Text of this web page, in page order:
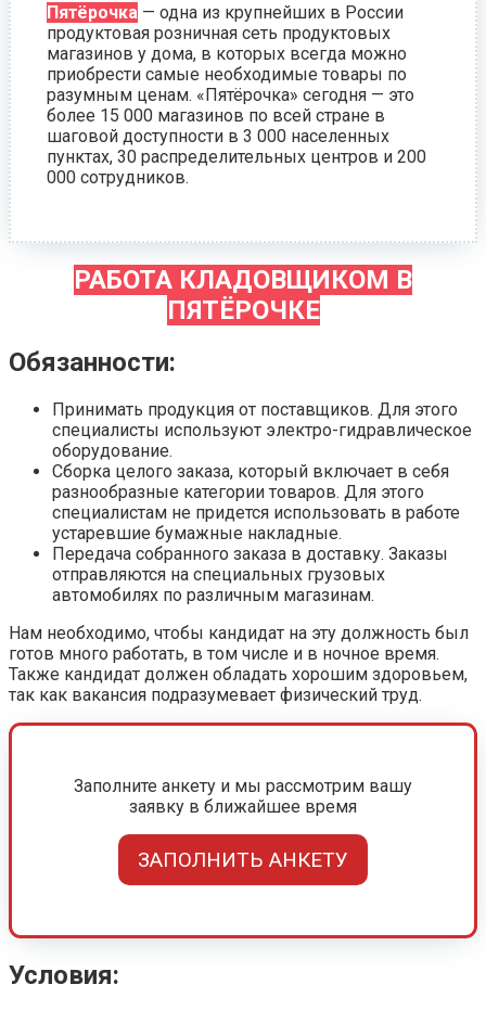
Пятёрочка — одна из крупнейших в России
продуктовая розничная сеть продуктовых
магазинов у дома, в которых всегда можно
приобрести самые необходимые товары по
разумным ценам. «Пятёрочка» сегодня — это
более 15 000 магазинов по всей стране в
шаговой доступности в 3 000 населенных
пунктах, 30 распределительных центров и 200
000 сотрудников.
РАБОТА КЛАДОВЩИКОМ В
ПЯТЁРОЧКЕ
Обязанности:
Принимать продукция от поставщиков. Для этого
специалисты используют электро-гидравлическое
оборудование.
Сборка целого заказа, который включает в себя
разнообразные категории товаров. Для этого
специалистам не придется использовать в работе
устаревшие бумажные накладные.
Передача собранного заказа в доставку. Заказы
отправляются на специальных грузовых
автомобилях по различным магазинам.
Нам необходимо, чтобы кандидат на эту должность был
готов много работать, в том числе и в ночное время.
Также кандидат должен обладать хорошим здоровьем,
так как вакансия подразумевает физический труд.
Заполните анкету и мы рассмотрим вашу
заявку в ближайшее время
ЗАПОЛНИТЬ АНКЕТУ
Условия: